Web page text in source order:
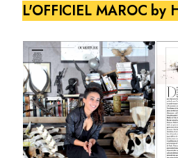
L'OFFICIEL MAROC by